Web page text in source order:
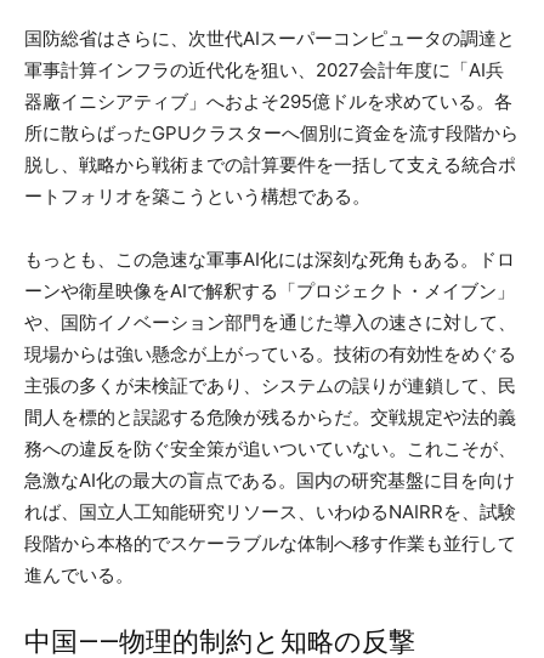
国防総省はさらに、次世代AIスーパーコンピュータの調達と
軍事計算インフラの近代化を狙い、2027会計年度に「AI兵
器廠イニシアティブ」へおよそ295億ドルを求めている。各
所に散らばったGPUクラスターへ個別に資金を流す段階から
脱し、戦略から戦術までの計算要件を一括して支える統合ポ
ートフォリオを築こうという構想である。
もっとも、この急速な軍事AI化には深刻な死角もある。ドロ
ーンや衛星映像をAIで解釈する「プロジェクト・メイブン」
や、国防イノベーション部門を通じた導入の速さに対して、
現場からは強い懸念が上がっている。技術の有効性をめぐる
主張の多くが未検証であり、システムの誤りが連鎖して、民
間人を標的と誤認する危険が残るからだ。交戦規定や法的義
務への違反を防ぐ安全策が追いついていない。これこそが、
急激なAI化の最大の盲点である。国内の研究基盤に目を向け
れば、国立人工知能研究リソース、いわゆるNAIRRを、試験
段階から本格的でスケーラブルな体制へ移す作業も並行して
進んでいる。
中国——物理的制約と知略の反撃